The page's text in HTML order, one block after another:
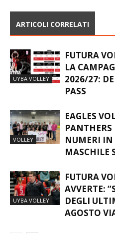
ARTICOLI CORRELATI
UYBA VOLLEY
FUTURA
LA
2026/27:
PASS
VOLLEY
EAGLES
NUMERI
MASCHILE
UYBA VOLLEY
FUTURA
AVVERTE:
DEGLI
AGOSTO